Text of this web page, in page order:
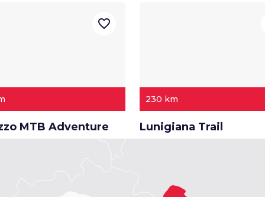
MTB Adventure
favorite_border
230 km
Lunigiana Trail